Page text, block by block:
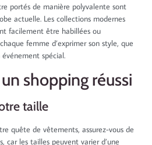
portés de manière polyvalente sont
actuelle. Les collections modernes
facilement être habillées ou
femme d’exprimer son style, que
spécial.
shopping réussi
taille
quête de vêtements, assurez-vous de
car les tailles peuvent varier d’une